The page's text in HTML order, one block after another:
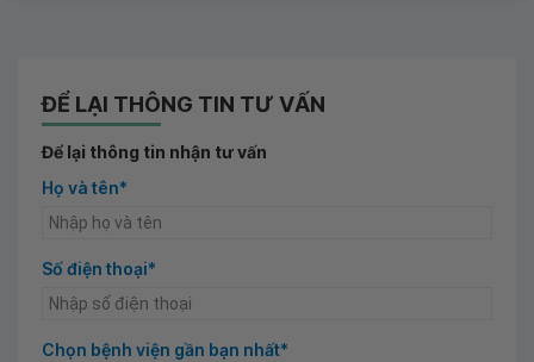
ĐỂ LẠI THÔNG TIN TƯ VẤN
Để lại thông tin nhận tư vấn
Họ và tên*
Số điện thoại*
Chọn bệnh viện gần bạn nhất*